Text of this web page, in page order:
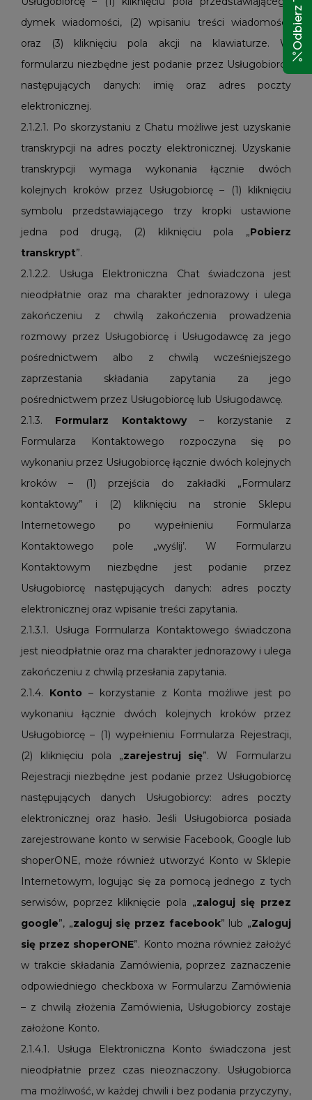
dymek wiadomości, (2) wpisaniu treści wiadomości;
oraz (3) kliknięciu pola akcji na klawiaturze. W
formularzu niezbędne jest podanie przez Usługobiorcę
następujących danych: imię oraz adres poczty
elektronicznej.
2.1.2.1. Po skorzystaniu z Chatu możliwe jest uzyskanie
transkrypcji na adres poczty elektronicznej. Uzyskanie
transkrypcji wymaga wykonania łącznie dwóch
kolejnych kroków przez Usługobiorcę – (1) kliknięciu
symbolu przedstawiającego trzy kropki ustawione
jedna pod drugą, (2) kliknięciu pola „Pobierz
transkrypt”.
2.1.2.2. Usługa Elektroniczna Chat świadczona jest
nieodpłatnie oraz ma charakter jednorazowy i ulega
zakończeniu z chwilą zakończenia prowadzenia
rozmowy przez Usługobiorcę i Usługodawcę za jego
pośrednictwem albo z chwilą wcześniejszego
zaprzestania składania zapytania za jego
pośrednictwem przez Usługobiorcę lub Usługodawcę.
2.1.3. Formularz Kontaktowy– korzystanie z
Formularza Kontaktowego rozpoczyna się po
wykonaniu przez Usługobiorcę łącznie dwóch kolejnych
kroków – (1) przejścia do zakładki „Formularz
kontaktowy” i (2) kliknięciu na stronie Sklepu
Internetowego po wypełnieniu Formularza
Kontaktowego pole „wyślij’. W Formularzu
Kontaktowym niezbędne jest podanie przez
Usługobiorcę następujących danych: adres poczty
elektronicznej oraz wpisanie treści zapytania.
2.1.3.1. Usługa Formularza Kontaktowego świadczona
jest nieodpłatnie oraz ma charakter jednorazowy i ulega
zakończeniu z chwilą przesłania zapytania.
2.1.4. Konto – korzystanie z Konta możliwe jest po
wykonaniu łącznie dwóch kolejnych kroków przez
Usługobiorcę – (1) wypełnieniu Formularza Rejestracji,
(2) kliknięciu pola „zarejestruj się”. W Formularzu
Rejestracji niezbędne jest podanie przez Usługobiorcę
następujących danych Usługobiorcy: adres poczty
elektronicznej oraz hasło. Jeśli Usługobiorca posiada
zarejestrowane konto w serwisie Facebook, Google lub
shoperONE, może również utworzyć Konto w Sklepie
Internetowym, logując się za pomocą jednego z tych
serwisów, poprzez kliknięcie pola „zaloguj się przez
google”, „zaloguj się przez facebook” lub „Zaloguj
się przez shoperONE”. Konto można również założyć
w trakcie składania Zamówienia, poprzez zaznaczenie
odpowiedniego checkboxa w Formularzu Zamówienia
– z chwilą złożenia Zamówienia, Usługobiorcy zostaje
założone Konto.
2.1.4.1. Usługa Elektroniczna Konto świadczona jest
nieodpłatnie przez czas nieoznaczony. Usługobiorca
ma możliwość, w każdej chwili i bez podania przyczyny,